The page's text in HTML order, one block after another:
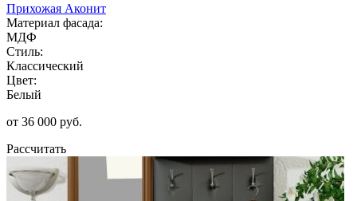
Прихожая Аконит
Материал фасада:
МДФ
Стиль:
Классический
Цвет:
Белый
от 36 000 руб.
Рассчитать